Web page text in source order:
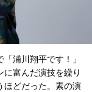
浦川翔平です！」
富んだ演技を繰り
ほどだった。素の演